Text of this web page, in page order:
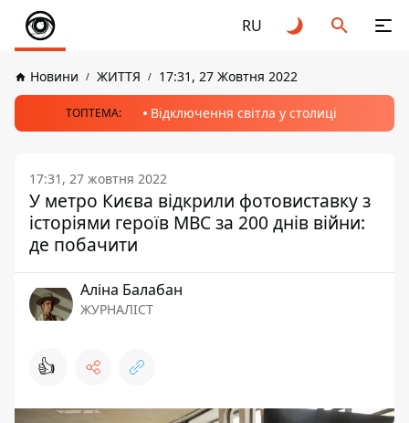
RU
Новини ЖИТТЯ 17:31, 27 Жовтня 2022
ТОПТЕМА: Відключення світла у столиці
17:31, 27 жовтня 2022
У метро Києва відкрили фотовиставку з
історіями героїв МВС за 200 днів війни:
де побачити
Аліна Балабан
ЖУРНАЛІСТ
👍